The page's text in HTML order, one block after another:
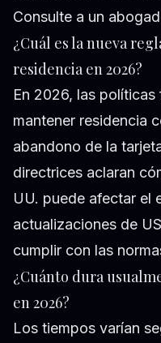
Consulte a un
¿Cuál es la nueva
residencia en 2026?
En 2026, las
mantener residencia
abandono de la
directrices aclaran
UU. puede afectar el
actualizaciones de
cumplir con las
¿Cuánto dura
en 2026?
Los tiempos varían